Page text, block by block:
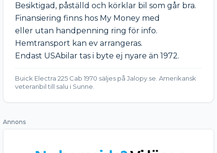
Besiktigad, påställd och körklar bil som går bra.
Finansiering finns hos My Money med
eller utan handpenning ring för info.
Hemtransport kan ev arrangeras.
Endast USAbilar tas i byte ej nyare än 1972.
Buick Electra 225 Cab 1970 säljes på Jalopy.se. Amerikansk
veteranbil till salu i Sunne.
Annons